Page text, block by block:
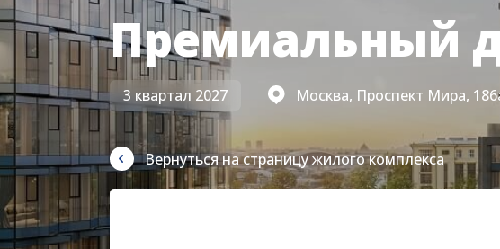
Премиальный
3 квартал 2027 Москва, Проспект Мира,
Вернуться на страницу жилого комплекса